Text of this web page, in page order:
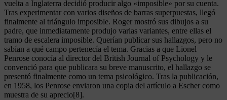
vuelta a Inglaterra decidió producir algo «imposible» por su cuenta.
Tras experimentar con varios diseños de barras superpuestas, llegó
finalmente al triángulo imposible. Roger mostró sus dibujos a su
padre, que inmediatamente produjo varias variantes, entre ellas el
tramo de escalera imposible. Querían publicar sus hallazgos, pero no
sabían a qué campo pertenecía el tema. Gracias a que Lionel
Penrose conocía al director del British Journal of Psychology y le
convenció para que publicara su breve manuscrito, el hallazgo se
presentó finalmente como un tema psicológico. Tras la publicación,
en 1958, los Penrose enviaron una copia del artículo a Escher como
muestra de su aprecio[8].